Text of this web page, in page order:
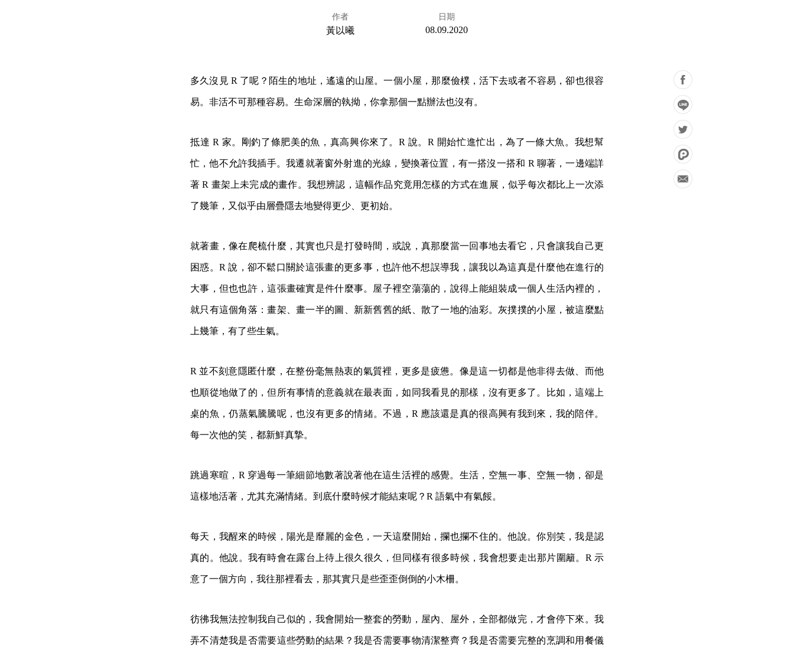
作者
黃以曦
日期
08.09.2020
多久沒見 R 了呢？陌生的地址，遙遠的山屋。一個小屋，那麼儉樸，活下去或者不容易，卻也很容
易。非活不可那種容易。生命深層的執拗，你拿那個一點辦法也沒有。
抵達 R 家。剛釣了條肥美的魚，真高興你來了。R 說。R 開始忙進忙出，為了一條大魚。我想幫
忙，他不允許我插手。我遷就著窗外射進的光線，變換著位置，有一搭沒一搭和 R 聊著，一邊端詳
著 R 畫架上未完成的畫作。我想辨認，這幅作品究竟用怎樣的方式在進展，似乎每次都比上一次添
了幾筆，又似乎由層疊隱去地變得更少、更初始。
就著畫，像在爬梳什麼，其實也只是打發時間，或說，真那麼當一回事地去看它，只會讓我自己更
困惑。R 說，卻不鬆口關於這張畫的更多事，也許他不想誤導我，讓我以為這真是什麼他在進行的
大事，但也也許，這張畫確實是件什麼事。屋子裡空蕩蕩的，說得上能組裝成一個人生活內裡的，
就只有這個角落：畫架、畫一半的圖、新新舊舊的紙、散了一地的油彩。灰撲撲的小屋，被這麼點
上幾筆，有了些生氣。
R 並不刻意隱匿什麼，在整份毫無熱衷的氣質裡，更多是疲憊。像是這一切都是他非得去做、而他
也順從地做了的，但所有事情的意義就在最表面，如同我看見的那樣，沒有更多了。比如，這端上
桌的魚，仍蒸氣騰騰呢，也沒有更多的情緒。不過，R 應該還是真的很高興有我到來，我的陪伴。
每一次他的笑，都新鮮真摯。
跳過寒暄，R 穿過每一筆細節地數著說著他在這生活裡的感覺。生活，空無一事、空無一物，卻是
這樣地活著，尤其充滿情緒。到底什麼時候才能結束呢？R 語氣中有氣餒。
每天，我醒來的時候，陽光是靡麗的金色，一天這麼開始，攔也攔不住的。他說。你別笑，我是認
真的。他說。我有時會在露台上待上很久很久，但同樣有很多時候，我會想要走出那片圍籬。R 示
意了一個方向，我往那裡看去，那其實只是些歪歪倒倒的小木柵。
彷彿我無法控制我自己似的，我會開始一整套的勞動，屋內、屋外，全部都做完，才會停下來。我
弄不清楚我是否需要這些勞動的結果？我是否需要事物清潔整齊？我是否需要完整的烹調和用餐儀